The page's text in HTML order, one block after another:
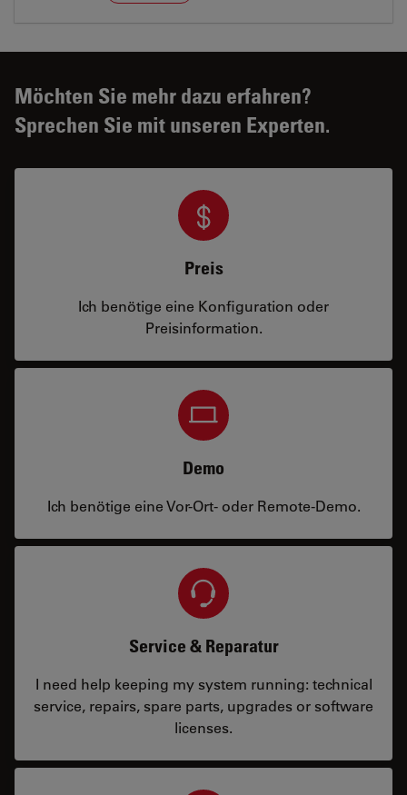
Möchten Sie mehr dazu erfahren?
Sprechen Sie mit unseren Experten.
Preis
Ich benötige eine Konfiguration oder
Preisinformation.
Demo
Ich benötige eine Vor-Ort- oder Remote-Demo.
Service & Reparatur
I need help keeping my system running: technical
service, repairs, spare parts, upgrades or software
licenses.